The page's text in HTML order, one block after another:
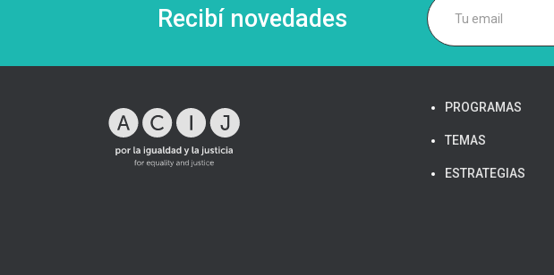
Recibí novedades
PROGRAMAS
TEMAS
ESTRATEGIAS